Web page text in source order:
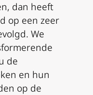
dan heeft
op een zeer
We
de
en hun
op de